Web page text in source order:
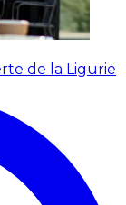
de la Ligurie